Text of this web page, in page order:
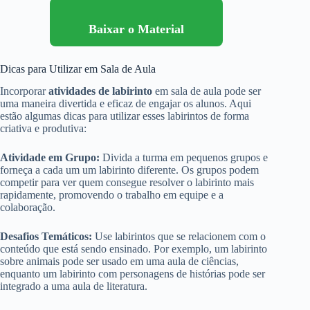
Baixar o Material
Dicas para Utilizar em Sala de Aula
Incorporaratividades de labirinto em sala de aula pode ser
uma maneira divertida e eficaz de engajar os alunos. Aqui
estão algumas dicas para utilizar esses labirintos de forma
criativa e produtiva:
Atividade em Grupo: Divida a turma em pequenos grupos e
forneça a cada um um labirinto diferente. Os grupos podem
competir para ver quem consegue resolver o labirinto mais
rapidamente, promovendo o trabalho em equipe e a
colaboração.
Desafios Temáticos: Use labirintos que se relacionem com o
conteúdo que está sendo ensinado. Por exemplo, um labirinto
sobre animais pode ser usado em uma aula de ciências,
enquanto um labirinto com personagens de histórias pode ser
integrado a uma aula de literatura.